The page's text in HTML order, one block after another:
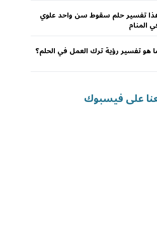
تفسير حلم سقوط سن واحد علوي
المنام
هو تفسير رؤية ترك العمل في الحلم؟
على فيسبوك